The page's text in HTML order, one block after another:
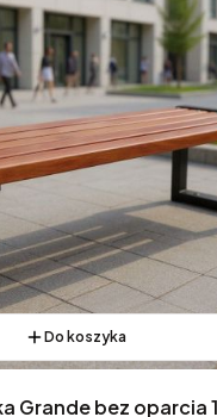
Do koszyka
Grande bez oparcia